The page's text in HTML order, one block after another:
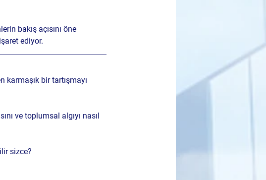
bakış açısını öne
ediyor.
karmaşık bir tartışmayı
ve toplumsal algıyı nasıl
sizce?